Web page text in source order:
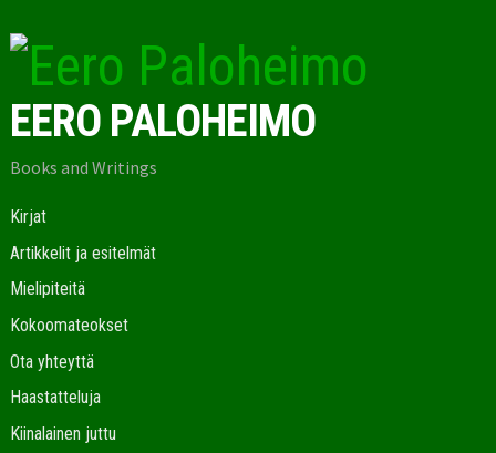
EERO PALOHEIMO
Books and Writings
Kirjat
Artikkelit ja esitelmät
Mielipiteitä
Kokoomateokset
Ota yhteyttä
Haastatteluja
Kiinalainen juttu